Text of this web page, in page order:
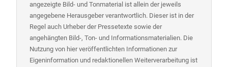
angezeigte Bild- und Tonmaterial ist allein der jeweils
angegebene Herausgeber verantwortlich. Dieser ist in der
Regel auch Urheber der Pressetexte sowie der
angehängten Bild-, Ton- und Informationsmaterialien. Die
Nutzung von hier veröffentlichten Informationen zur
Eigeninformation und redaktionellen Weiterverarbeitung ist